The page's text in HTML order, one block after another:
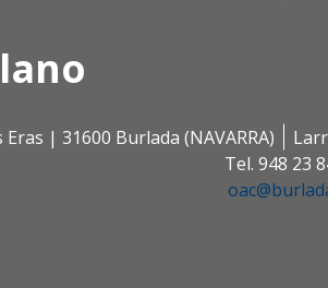
Eras | 31600 Burlada (NAVARRA)
Tel. 948 23